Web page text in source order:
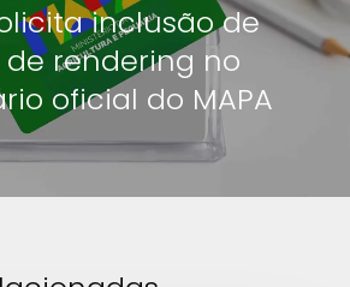
inclusão de
de rendering no
oficial do MAPA